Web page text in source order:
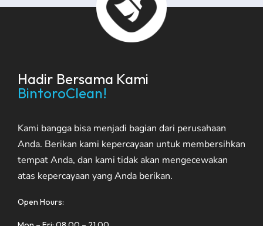
Hadir Bersama Kami
BintoroClean!
Kami bangga bisa menjadi bagian dari perusahaan
Anda. Berikan kami kepercayaan untuk membersihkan
tempat Anda, dan kami tidak akan mengecewakan
atas kepercayaan yang Anda berikan.
Open Hours: